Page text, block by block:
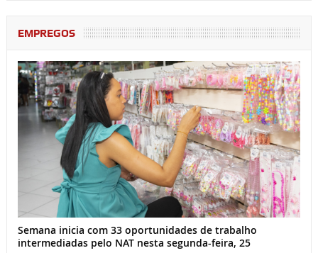
EMPREGOS
Semana inicia com 33 oportunidades de trabalho
intermediadas pelo NAT nesta segunda-feira, 25